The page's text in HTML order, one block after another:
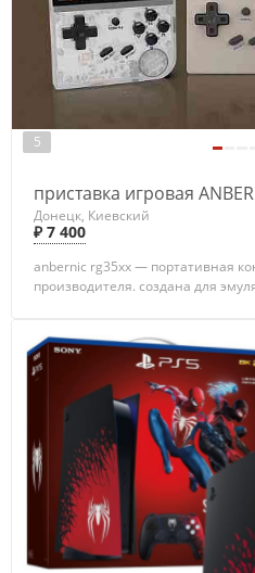
5
приставка игровая
Донецк, Киевский
₽ 7 400
anbernic rg35xx — портативная
производителя. создана для